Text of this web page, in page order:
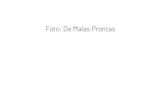
Foto: De Malas Prontas